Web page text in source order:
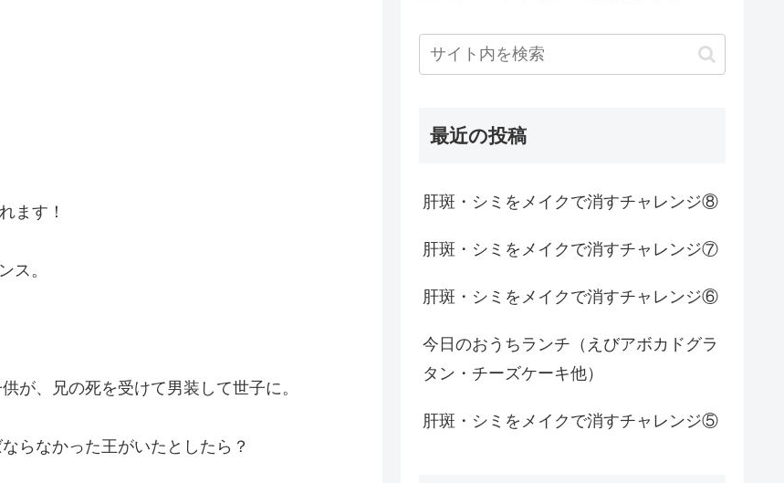
ます！
ス。
が、兄の死を受けて男装して世子に。
らなかった王がいたとしたら？
最近の投稿
肝斑・シミをメイクで消すチャレンジ⑧
肝斑・シミをメイクで消すチャレンジ⑦
肝斑・シミをメイクで消すチャレンジ⑥
今日のおうちランチ（えびアボカドグラ
タン・チーズケーキ他）
肝斑・シミをメイクで消すチャレンジ⑤